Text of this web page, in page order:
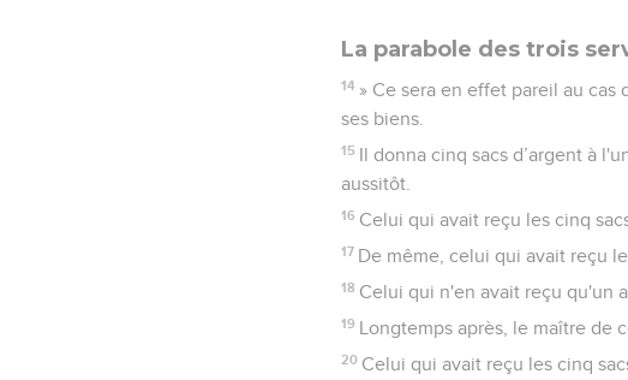
La parabole des trois
14 » Ce sera en effet pareil au
ses biens.
15 Il donna cinq sacs d’argent à
aussitôt.
16 Celui qui avait reçu les cinq
17 De même, celui qui avait reçu
18 Celui qui n'en avait reçu qu'un
19 Longtemps après, le maître de
20 Celui qui avait reçu les cinq